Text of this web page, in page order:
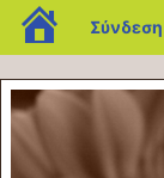
blogs.sch.gr
Σύνδεση